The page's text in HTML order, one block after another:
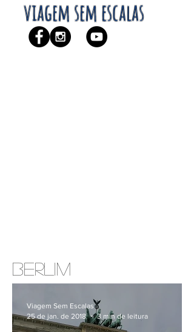
viagem sem escalas
Berlim
Viagem Sem Escalas
25 de jan. de 2018
3 min de leitura